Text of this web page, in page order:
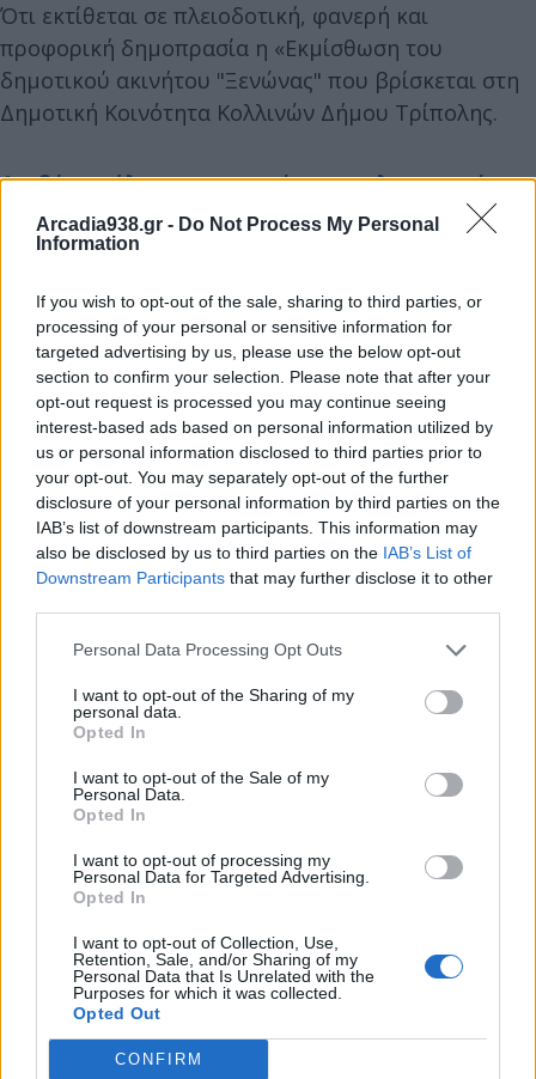
Arcadia938.gr - Do Not Process My Personal
Information
If you wish to opt-out of the sale, sharing to third parties, or
processing of your personal or sensitive information for
targeted advertising by us, please use the below opt-out
section to confirm your selection. Please note that after your
opt-out request is processed you may continue seeing
interest-based ads based on personal information utilized by
us or personal information disclosed to third parties prior to
your opt-out. You may separately opt-out of the further
disclosure of your personal information by third parties on the
IAB’s list of downstream participants. This information may
also be disclosed by us to third parties on the IAB’s List of
Downstream Participants that may further disclose it to other
Personal Data Processing Opt Outs
I want to opt-out of the Sharing of my
personal data.
Opted In
I want to opt-out of the Sale of my
Personal Data.
Opted In
I want to opt-out of processing my
Personal Data for Targeted Advertising.
Opted In
I want to opt-out of Collection, Use,
Retention, Sale, and/or Sharing of my
Personal Data that Is Unrelated with the
Purposes for which it was collected.
Opted Out
CONFIRM
Ότι εκτίθεται σε πλειοδοτική, φανερή και
προφορική δημοπρασία η «Εκμίσθωση του
δημοτικού ακινήτου "Ξενώνας" που βρίσκεται στη
Δημοτική Κοινότητα Κολλινών Δήμου Τρίπολης.
Διαβάστε όλες τις απαραίτητες πληροφορίες
Διάβασε σχετικά
"Σινεμά ο Σταθμός" για 4η χρονιά στην
Τρίπολη
Ημέρα Μουσικής με τον "Λαϊκό Παράδεισο"
Την τελευταία Κυριακή του Ιούνη το "Πάρε
Θέση"
Ενας στους 17 έκανε χρήση της ρύθμισης για
Δημοσίου
Διάβασε περισσότερα